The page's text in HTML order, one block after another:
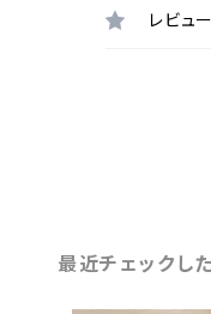
レビュー
最近チェックし